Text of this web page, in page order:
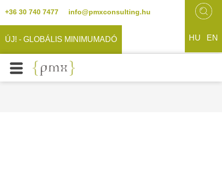
+36 30 740 7477 info@pmxconsulting.hu
ÚJ! - GLOBÁLIS MINIMUMADÓ HU EN